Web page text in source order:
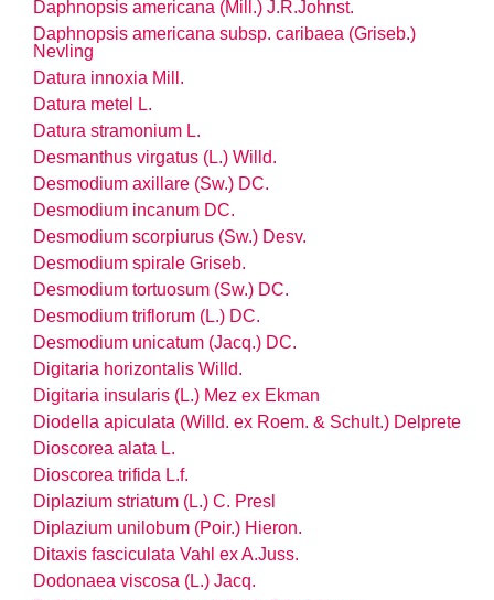
Daphnopsis americana (Mill.) J.R.Johnst.
Daphnopsis americana subsp. caribaea (Griseb.)
Nevling
Datura innoxia Mill.
Datura metel L.
Datura stramonium L.
Desmanthus virgatus (L.) Willd.
Desmodium axillare (Sw.) DC.
Desmodium incanum DC.
Desmodium scorpiurus (Sw.) Desv.
Desmodium spirale Griseb.
Desmodium tortuosum (Sw.) DC.
Desmodium triflorum (L.) DC.
Desmodium unicatum (Jacq.) DC.
Digitaria horizontalis Willd.
Digitaria insularis (L.) Mez ex Ekman
Diodella apiculata (Willd. ex Roem. & Schult.) Delprete
Dioscorea alata L.
Dioscorea trifida L.f.
Diplazium striatum (L.) C. Presl
Diplazium unilobum (Poir.) Hieron.
Ditaxis fasciculata Vahl ex A.Juss.
Dodonaea viscosa (L.) Jacq.